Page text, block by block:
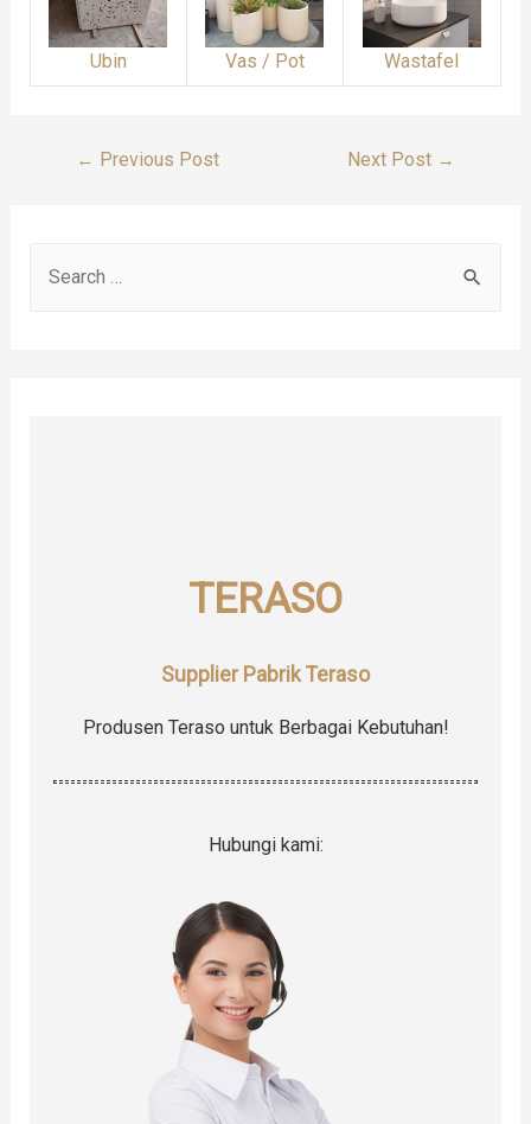
Ubin Vas / Pot Wastafel
Post
← Previous Post Next Post →
TERASO
Supplier Pabrik Teraso
Produsen Teraso untuk Berbagai Kebutuhan!
Hubungi kami: